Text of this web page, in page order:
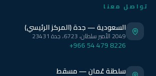
تواصل معنا
السعودية — جدة (المركز الرئيسي)
2049 الأمير سلطان، 6723، جدة 23431
+966 54 479 8226
سلطنة عُمان — مسقط